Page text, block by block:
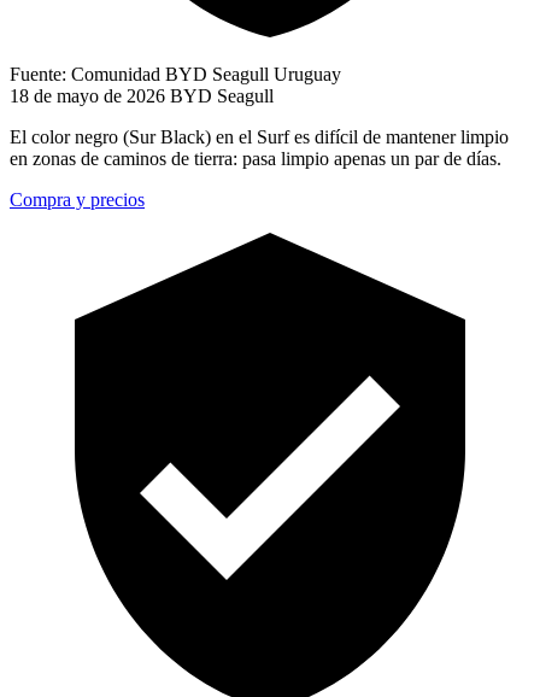
Fuente: Comunidad BYD Seagull Uruguay
18 de mayo de 2026 BYD Seagull
El color negro (Sur Black) en el Surf es difícil de mantener limpio
en zonas de caminos de tierra: pasa limpio apenas un par de días.
Compra y precios